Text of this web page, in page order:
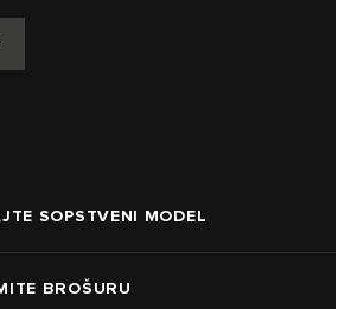
SOPSTVENI MODEL
BROŠURU